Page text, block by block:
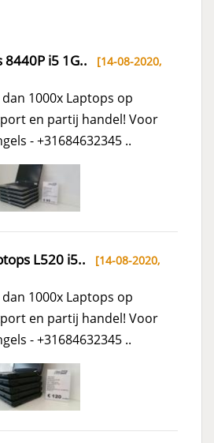
8440P i5 1G.. [14-08-2020,
1000x Laptops op
en partij handel! Voor
- +31684632345 ..
L520 i5.. [14-08-2020,
1000x Laptops op
en partij handel! Voor
- +31684632345 ..